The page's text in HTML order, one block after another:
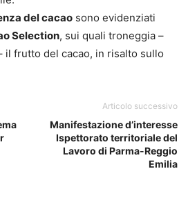
del cacao sono evidenziati
Selection, sui quali troneggia –
il frutto del cacao, in risalto sullo
Articolo successivo
Manifestazione d’interesse
Ispettorato territoriale del
Lavoro di Parma-Reggio
Emilia